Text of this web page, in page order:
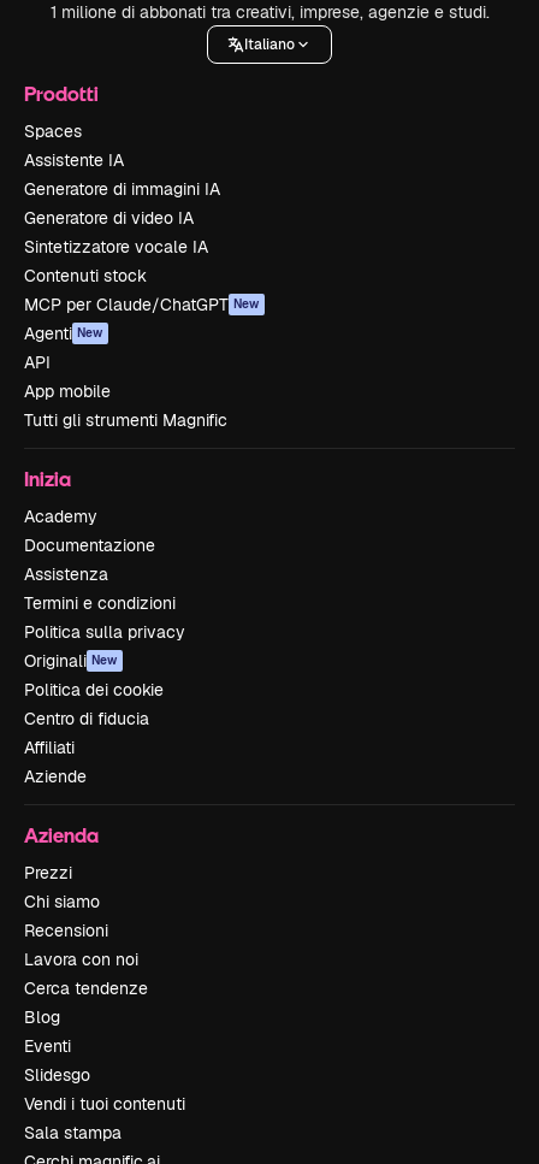
1 milione di abbonati tra creativi, imprese, agenzie e studi.
Italiano
Prodotti
Spaces
Assistente IA
Generatore di immagini IA
Generatore di video IA
Sintetizzatore vocale IA
Contenuti stock
MCP per Claude/ChatGPT New
Agenti New
API
App mobile
Tutti gli strumenti Magnific
Inizia
Academy
Documentazione
Assistenza
Termini e condizioni
Politica sulla privacy
Originali New
Politica dei cookie
Centro di fiducia
Affiliati
Aziende
Azienda
Prezzi
Chi siamo
Recensioni
Lavora con noi
Cerca tendenze
Blog
Eventi
Slidesgo
Vendi i tuoi contenuti
Sala stampa